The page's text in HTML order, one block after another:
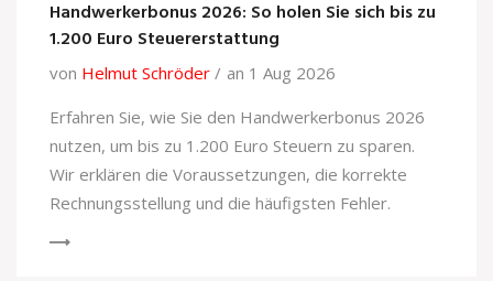
Handwerkerbonus 2026: So holen Sie sich bis zu
1.200 Euro Steuererstattung
von Helmut Schröder
an 1 Aug 2026
Erfahren Sie, wie Sie den Handwerkerbonus 2026
nutzen, um bis zu 1.200 Euro Steuern zu sparen.
Wir erklären die Voraussetzungen, die korrekte
Rechnungsstellung und die häufigsten Fehler.